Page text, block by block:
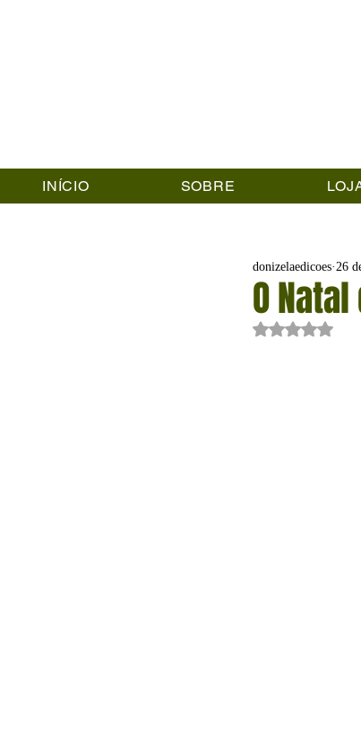
INÍCIO SOBRE
O
donizelaedicoes 26
Avaliado